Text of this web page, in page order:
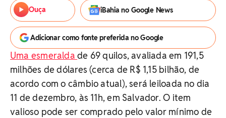
Ouça
iBahia no Google News
Adicionar como fonte preferida no Google
Uma esmeraldade 69 quilos, avaliada em 191,5
milhões de dólares (cerca de R$ 1,15 bilhão, de
acordo com o câmbio atual), será leiloada no dia
11 de dezembro, às 11h, em Salvador. O item
valioso pode ser comprado pelo valor mínimo de